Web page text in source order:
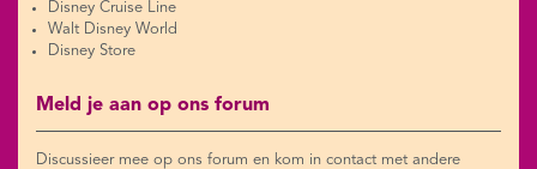
Disney Cruise Line
Walt Disney World
Disney Store
Meld je aan op ons forum
Discussieer mee op ons forum en kom in contact met andere